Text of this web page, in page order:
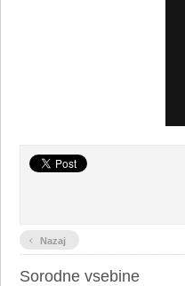
‹ Nazaj
Sorodne vsebine